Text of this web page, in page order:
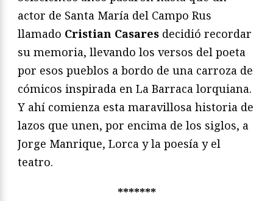
actor de Santa María del Campo Rus
llamado Cristian Casares decidió recordar
su memoria, llevando los versos del poeta
por esos pueblos a bordo de una carroza de
cómicos inspirada en La Barraca lorquiana.
Y ahí comienza esta maravillosa historia de
lazos que unen, por encima de los siglos, a
Jorge Manrique, Lorca y la poesía y el
teatro.
*******